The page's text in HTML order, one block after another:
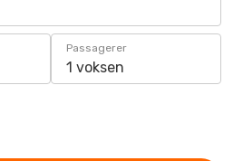
Passagerer
1 voksen